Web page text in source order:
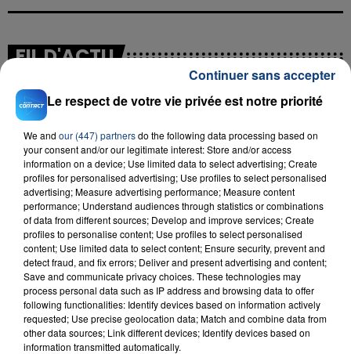
FIL D'ACTU
23 juillet 2026
INCENDIE MORTEL À LENS : UNE FEMME ET
SON BÉBÉ ENTRE LA VIE ET LA...
Un homme s'est immolé par le feu après avoir
aspergé sa compagne et leur bébé de trois mois
d'un liquide inflammable.
Le respect de votre vie privée est notre priorité
We and our (447) partnersdo the following data processing based on
your consent and/or our legitimate interest: Store and/or access
information on a device; Use limited data to select advertising; Create
profiles for personalised advertising; Use profiles to select personalised
advertising; Measure advertising performance; Measure content
performance; Understand audiences through statistics or combinations
of data from different sources; Develop and improve services; Create
profiles to personalise content; Use profiles to select personalised
content; Use limited data to select content; Ensure security, prevent and
detect fraud, and fix errors; Deliver and present advertising and content;
Save and communicate privacy choices. These technologies may
process personal data such as IP address and browsing data to offer
following functionalities: Identify devices based on information actively
requested; Use precise geolocation data; Match and combine data from
other data sources; Link different devices; Identify devices based on
information transmitted automatically.
Continuer sans accepter